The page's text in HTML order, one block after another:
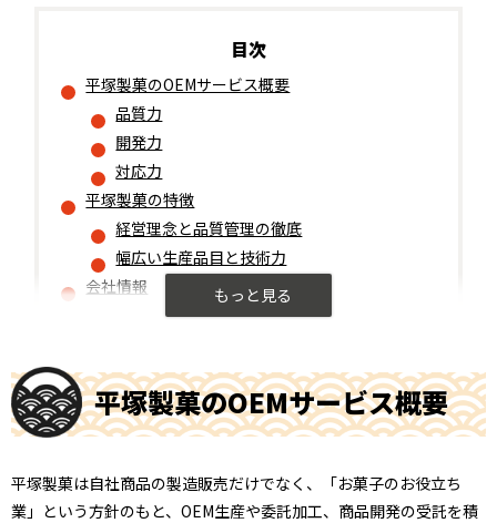
平塚製菓のOEMサービス概要
品質力
開発力
対応力
平塚製菓の特徴
経営理念と品質管理の徹底
幅広い生産品目と技術力
会社情報
平塚製菓のOEMサービス概要
平塚製菓は自社商品の製造販売だけでなく、「お菓子のお役立ち
業」という方針のもと、OEM生産や委託加工、商品開発の受託を積